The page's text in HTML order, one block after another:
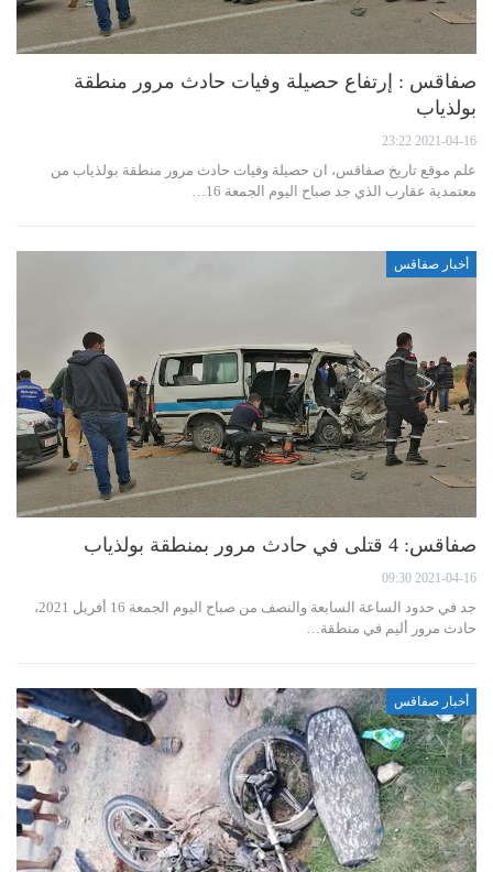
صفاقس : إرتفاع حصيلة وفيات حادث مرور منطقة
بولذياب
2021-04-16 23:22
علم موقع تاريخ صفاقس، ان حصيلة وفيات حادث مرور منطقة بولذياب من
معتمدية عقارب الذي جد صباح اليوم الجمعة 16…
أخبار صفاقس
صفاقس: 4 قتلى في حادث مرور بمنطقة بولذياب
2021-04-16 09:30
جد في حدود الساعة السابعة والنصف من صباح اليوم الجمعة 16 أفريل 2021،
حادث مرور أليم في منطقة…
أخبار صفاقس